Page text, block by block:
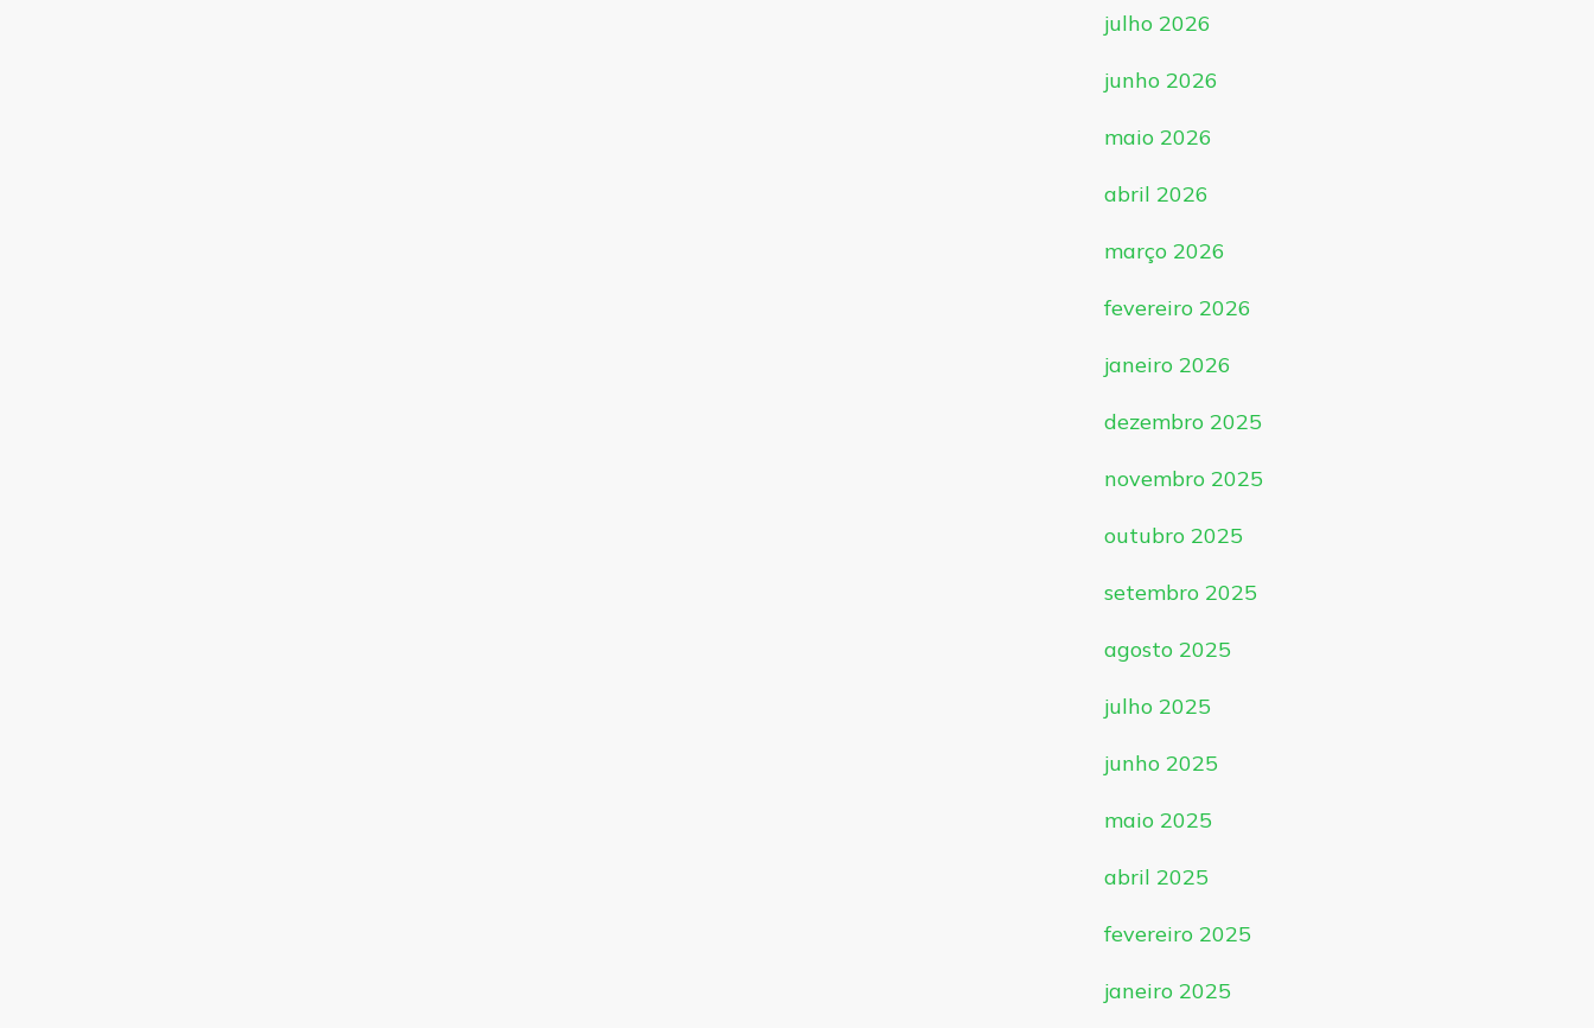
julho 2026
junho 2026
maio 2026
abril 2026
março 2026
fevereiro 2026
janeiro 2026
dezembro 2025
novembro 2025
outubro 2025
setembro 2025
agosto 2025
julho 2025
junho 2025
maio 2025
abril 2025
fevereiro 2025
janeiro 2025